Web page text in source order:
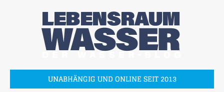
UNABHÄNGIG UND ONLINE SEIT 2013